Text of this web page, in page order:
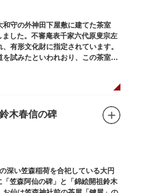
守の外神田下屋敷に建てた茶室
した。不審庵表千家六代原叟宗左
有形文化財に指定されています。
試みたといわれおり、この茶室は
木春信の碑
深い笠森稲荷を合祀している大円
笠森阿仙の碑」と「錦絵開祖鈴木